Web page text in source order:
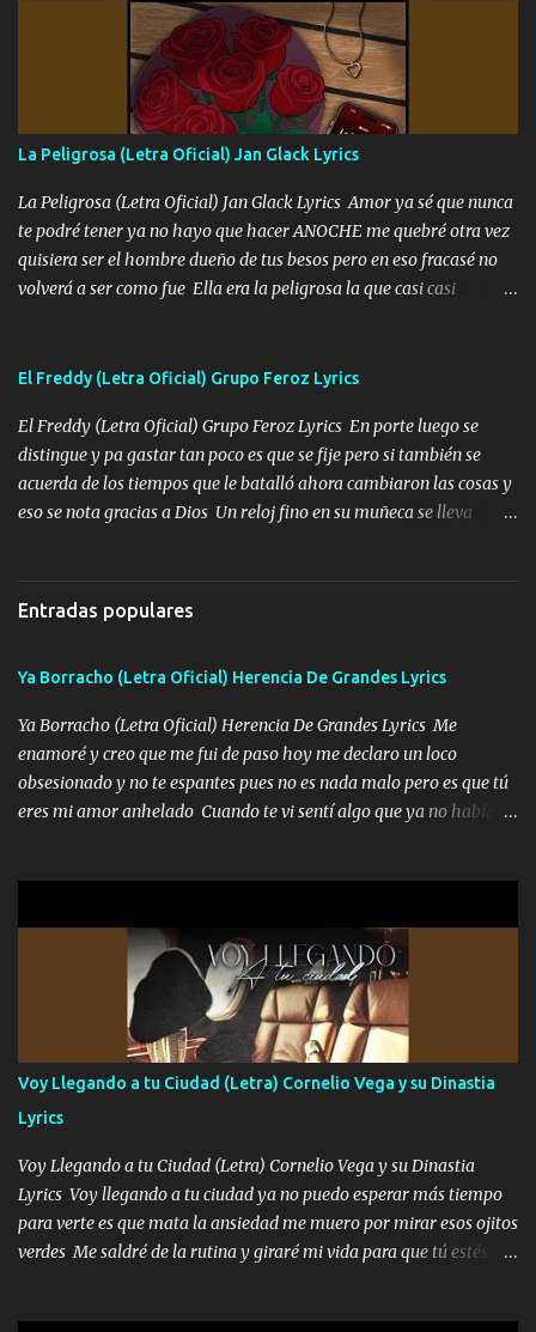
fajado y mi R terciado me van a ver allá por TJ para un licenciado
mando un abrazo andamos al cien Choritas también Música
Ando en la colonia bien acelerado traigo un M2 que nunca me ha
fallado para mi compadre mandó un fuerte abrazo también al
Especial sabe que lo apreciamos En los mejores antros me verán
tomando con mujeres hermosas y botellas destapando siempre
bien cuidado bien atrabancado y a los que me conocen ya saben de
lo que hablo Entre lob...
La Peligrosa (Letra Oficial) Jan Glack Lyrics
La Peligrosa (Letra Oficial) Jan Glack Lyrics Amor ya sé que nunca
te podré tener ya no hayo que hacer ANOCHE me quebré otra vez
quisiera ser el hombre dueño de tus besos pero en eso fracasé no
volverá a ser como fue Ella era la peligrosa la que casi casi
años solo pienso en ti mami no me crees se que no me crees
quieren billetes y yo que solo ocupo verte Recuerdo echábamos
pasión en la troca tus labios besándome yo quitándote la ropa no
quiero que sea nunca con otra yo quiero llevarte a la Luna y si
quieres en ese momento te pido que seas mi esposa Chingada
chile quisiera ser menos de ti dependiente la pinche tristeza me
encierra princesa tu sabes que nunca saldras de mi mente Ella era
El Freddy (Letra Oficial) Grupo Feroz Lyrics
El Freddy (Letra Oficial) Grupo Feroz Lyrics En porte luego se
distingue y pa gastar tan poco es que se fije pero si también se
acuerda de los tiempos que le batalló ahora cambiaron las cosas y
eso se nota gracias a Dios Un reloj fino en su muñeca se lleva
crean que es mansito tiene carácter el amigo pero si lo tratan
también te sabe tratar y Freddy escuchó que lo han de llamar
tirarle tiene amistades muy finas que lo aprecian lo ven bien se
nota la inteligencia y que el viejo se sabe mover Su hijo también es
su sombra sigue sus pasos tampoco le afloja miró que le da una
seña y le enseña por donde pisar el camino recorrido pa que no le
toque batallar Los ven pasar seguido por Mexicali seguro lo han
visto se le nota el estilo pero de serio porque el vie...
Entradas populares
Ya Borracho (Letra Oficial) Herencia De Grandes Lyrics
Ya Borracho (Letra Oficial) Herencia De Grandes Lyrics Me
enamoré y creo que me fui de paso hoy me declaro un loco
obsesionado y no te espantes pues no es nada malo pero es que tú
eres mi amor anhelado Cuando te vi sentí algo que ya no había
cariño de mi alma Que pa febrero vendré frente a ti con mis
preguntas y digas que sí hacernos novios y verte feliz y muy
contenta como yo por ti Música Pregúntame qué es lo que me
enamora pa describirte unas cuantas horas también pregunta que
quiero contigo que seas dichosa al estar conmigo Y ya borracho
contéstame la llamada pa dedicarte unas bonitas palabras así
borracho me animo a decirte todo y puedo describirlo mucho que
me encantes Decirte que me siento muy feliz y emocionado por
tenerte aquí espero que quiera...
Voy Llegando a tu Ciudad (Letra) Cornelio Vega y su Dinastia
Lyrics
Voy Llegando a tu Ciudad (Letra) Cornelio Vega y su Dinastia
Lyrics Voy llegando a tu ciudad ya no puedo esperar más tiempo
para verte es que mata la ansiedad me muero por mirar esos ojitos
verdes Me saldré de la rutina y giraré mi vida para que tú estés en